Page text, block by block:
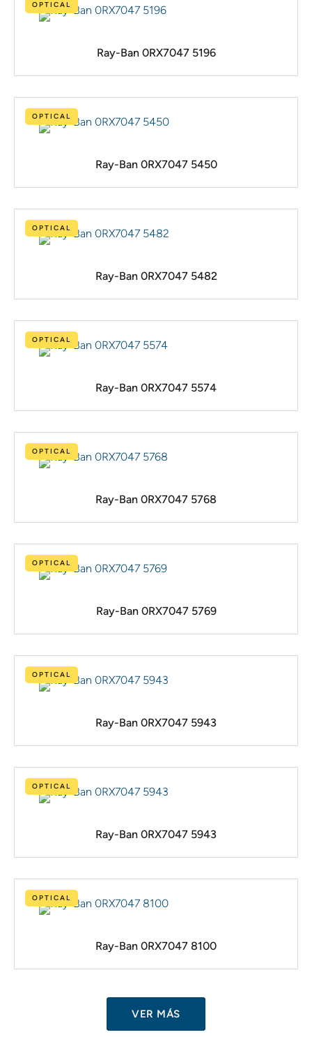
OPTICAL
Ray-Ban 0RX7047 5196
OPTICAL
Ray-Ban 0RX7047 5450
OPTICAL
Ray-Ban 0RX7047 5482
OPTICAL
Ray-Ban 0RX7047 5574
OPTICAL
Ray-Ban 0RX7047 5768
OPTICAL
Ray-Ban 0RX7047 5769
OPTICAL
Ray-Ban 0RX7047 5943
OPTICAL
Ray-Ban 0RX7047 5943
OPTICAL
Ray-Ban 0RX7047 8100
VER MÁS